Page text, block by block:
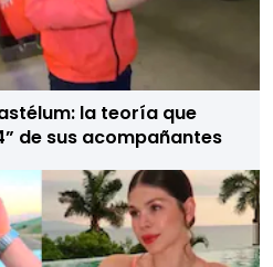
la teoría que
de sus acompañantes